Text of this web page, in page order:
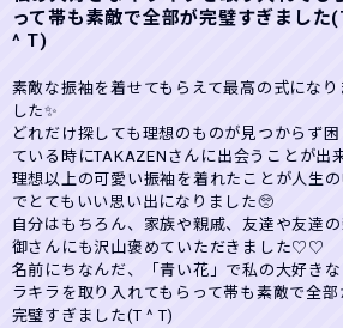
って帯も素敵で全部が完璧すぎました
^ T)
素敵な振袖を着せてもらえて最高の式になり
した✨
どれだけ探しても理想のものが見つからず困
ている時にTAKAZENさんに出会うことが出
理想以上の可愛い振袖を着れたことが人生の
でとてもいい思い出になりました🥺
自分はもちろん、家族や親戚、友達や友達
御さんにも沢山褒めていただきました♡♡
名前にちなんだ、「青い花」で私の大好きな
ラキラを取り入れてもらって帯も素敵で全部
完璧すぎました(T ^ T)